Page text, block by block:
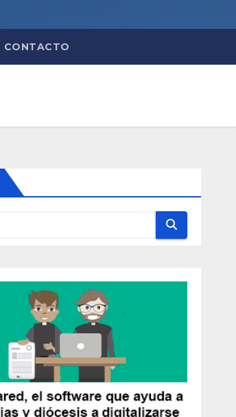
CONTACTO